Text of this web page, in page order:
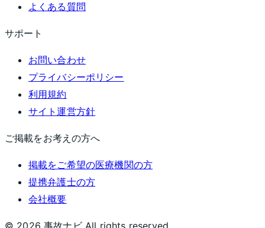
よくある質問
サポート
お問い合わせ
プライバシーポリシー
利用規約
サイト運営方針
ご掲載をお考えの方へ
掲載をご希望の医療機関の方
提携弁護士の方
会社概要